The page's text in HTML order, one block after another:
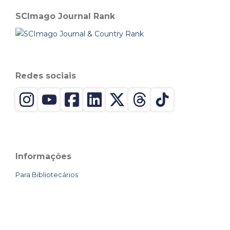
SCImago Journal Rank
Redes sociais
Informações
Para Bibliotecários